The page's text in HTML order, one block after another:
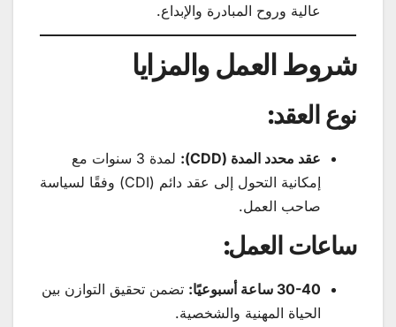
عالية وروح المبادرة والإبداع.
شروط العمل والمزايا
نوع العقد:
عقد محدد المدة (CDD):
لمدة 3 سنوات مع
إمكانية التحول إلى عقد دائم (CDI) وفقًا لسياسة
صاحب العمل.
ساعات العمل:
30-40 ساعة أسبوعيًا:
تضمن تحقيق التوازن بين
الحياة المهنية والشخصية.